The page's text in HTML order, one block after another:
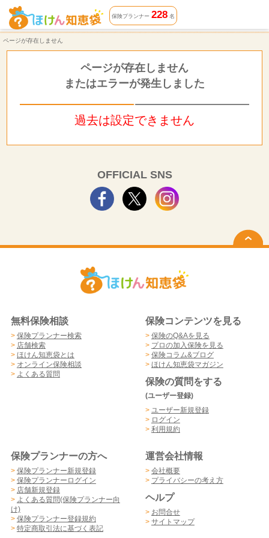
ページが存在しません | ほけん知恵袋
保険プランナー 228名
ページが存在しません
ページが存在しません
またはエラーが発生しました
過去は設定できません
OFFICIAL SNS
無料保険相談
> 保険プランナー検索
> 店舗検索
> ほけん知恵袋とは
> オンライン保険相談
> よくある質問
保険コンテンツを見る
> 保険のQ&Aを見る
> プロの加入保険を見る
> 保険コラム&ブログ
> ほけん知恵袋マガジン
保険の質問をする
(ユーザー登録)
> ユーザー新規登録
> ログイン
> 利用規約
保険プランナーの方へ
> 保険プランナー新規登録
> 保険プランナーログイン
> 店舗新規登録
> よくある質問(保険プランナー向
け)
> 保険プランナー登録規約
> 特定商取引法に基づく表記
運営会社情報
> 会社概要
> プライバシーの考え方
ヘルプ
> お問合せ
> サイトマップ